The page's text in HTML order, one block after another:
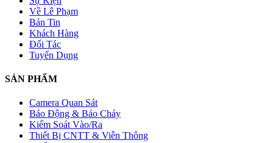
Về Lê Phạm
Bản Tin
Khách Hàng
Đối Tác
Tuyển Dụng
SẢN PHẨM
Camera Quan Sát
Báo Động & Báo Cháy
Kiểm Soát Vào/Ra
Thiết Bị CNTT & Viễn Thông